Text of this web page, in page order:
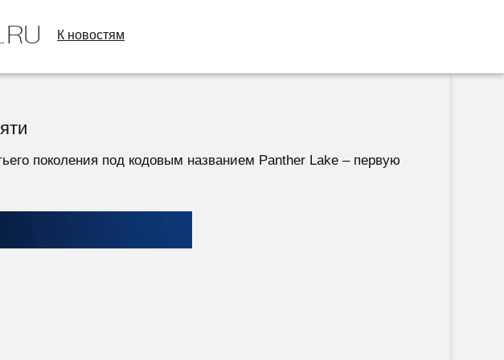
К новостям
поколения под кодовым названием Panther Lake – первую